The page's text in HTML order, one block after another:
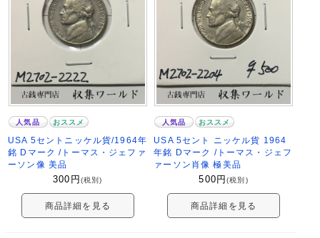
人気品 おススメ
USA 5セントニッケル貨/1964年
銘 Dマーク /トーマス・ジェファ
ーソン像 美品
300 円 (税別)
商品詳細を見る
人気品 おススメ
USA 5セント ニッケル貨 1964
年銘 Dマーク /トーマス・ジェフ
ァーソン肖像 極美品
500 円(税別)
商品詳細を見る